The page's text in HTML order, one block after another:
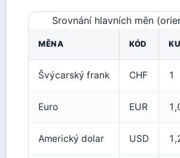
Srovnání hlavních měn
MĚNA KÓD
Švýcarský frank CHF 1
Euro EUR
Americký dolar USD